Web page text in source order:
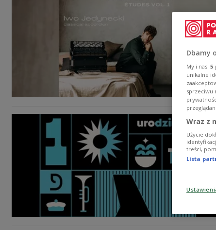
Dbamy
My i nasi 5
unikalne
sprzeciwu
Wraz z
Użycie
treści,
Lista